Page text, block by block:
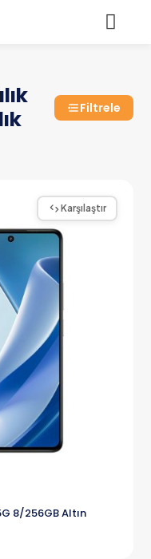
Filtrele
Karşılaştır
8/256GB Altın